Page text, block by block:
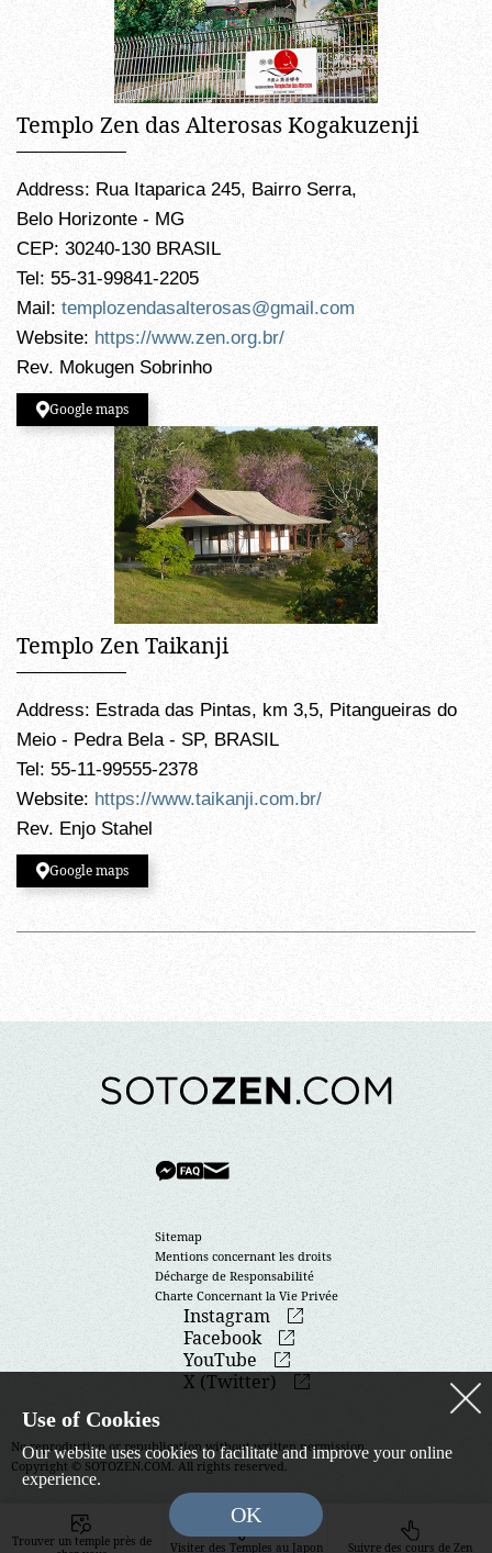
Use of Cookies
Our website uses cookies to facilitate and improve your online
experience.
OK
Trouver un temple près de
Visiter des Temples au Japon Suivre des cours de Zen
Templo Zen das Alterosas Kogakuzenji
Address: Rua Itaparica 245, Bairro Serra,
Belo Horizonte - MG
CEP: 30240-130 BRASIL
Tel: 55-31-99841-2205
Mail: templozendasalterosas@gmail.com
Website: https://www.zen.org.br/
Rev. Mokugen Sobrinho
Google maps
Templo Zen Taikanji
Address: Estrada das Pintas, km 3,5, Pitangueiras do
Meio - Pedra Bela - SP, BRASIL
Tel: 55-11-99555-2378
Website: https://www.taikanji.com.br/
Rev. Enjo Stahel
Google maps
Sitemap
Mentions concernant les droits
Décharge de Responsabilité
Charte Concernant la Vie Privée
Instagram
Facebook
YouTube
X (Twitter)
No reproduction or republication without written permission.
Copyright © SOTOZEN.COM. All rights reserved.